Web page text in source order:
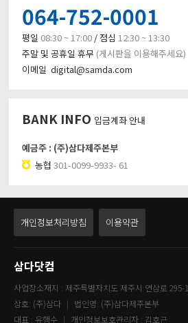
064-752-0001
평일 08:30 ~ 17:00 / 점심12:30 ~ 13:30
주말 및 공휴일 휴무 (게시판을 이용해주세요)
이메일 digital@samda.com
BANK INFO 입금계좌 안내
예금주 : (주)삼다제주본부
농협 301-0099-9933- 61
개인정보처리방침 이용약관
삼다닷컴
사업장소재지 : 제주특별자치도 제주시 연삼로 295-1
상호: (주)삼다
법인명: (주)삼다제주본부
대표 : 유행수
개인정보보호관리자 : 김호근